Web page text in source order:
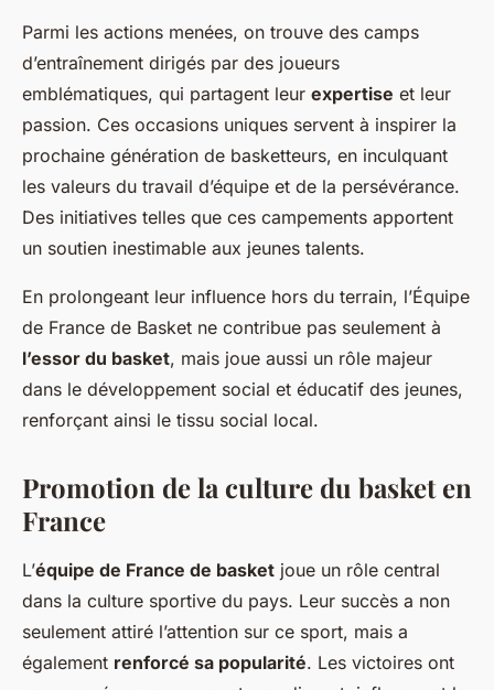
Parmi les actions menées, on trouve des camps
d’entraînement dirigés par des joueurs
emblématiques, qui partagent leur expertise et leur
passion. Ces occasions uniques servent à inspirer la
prochaine génération de basketteurs, en inculquant
les valeurs du travail d’équipe et de la persévérance.
Des initiatives telles que ces campements apportent
un soutien inestimable aux jeunes talents.
En prolongeant leur influence hors du terrain, l’Équipe
de France de Basket ne contribue pas seulement à
l’essor du basket, mais joue aussi un rôle majeur
dans le développement social et éducatif des jeunes,
renforçant ainsi le tissu social local.
Promotion de la culture du basket en
France
L’équipe de France de basket joue un rôle central
dans la culture sportive du pays. Leur succès a non
seulement attiré l’attention sur ce sport, mais a
également renforcé sa popularité. Les victoires ont